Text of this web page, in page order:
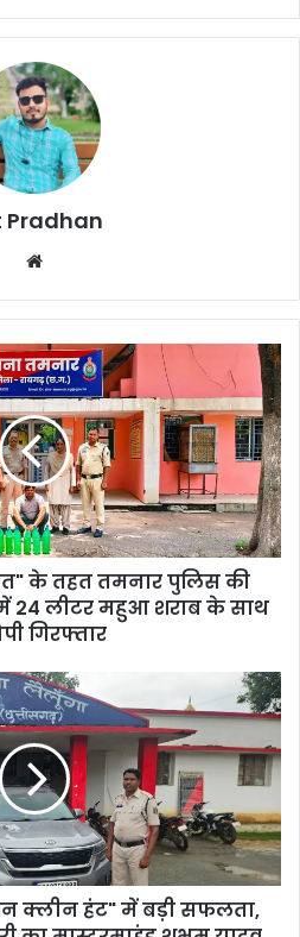
Pradhan
के तहत तमनार पुलिस की
में 24 लीटर महुआ शराब के साथ
गिरफ्तार
क्लीन हंट" में बड़ी सफलता,